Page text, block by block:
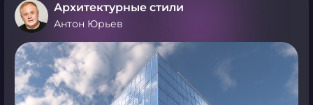
Архитектурные стили
Антон Юрьев